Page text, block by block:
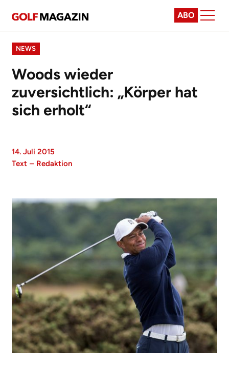
ABO
NEWS
Woods wieder
zuversichtlich: „Körper hat
sich erholt“
14. Juli 2015
Text – Redaktion